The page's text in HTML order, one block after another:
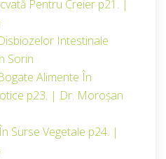
Pentru Creier p21. |
Intestinale
Sorin
Alimente În
p23. | Dr. Moroșan
Surse Vegetale p24. |